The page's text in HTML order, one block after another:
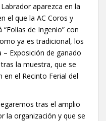
aparezca en la
el que la AC Coros y
de Ingenio” con
ya es tradicional, los
Exposición de ganado
la muestra, que se
en el Recinto Ferial del
tras el amplio
la organización y que se